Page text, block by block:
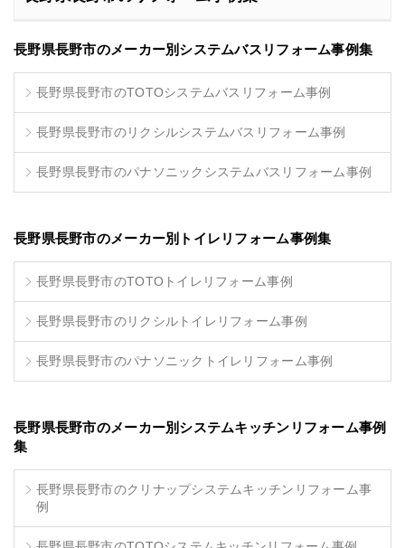
長野県長野市のメーカー別システムバスリフォーム事例集
長野県長野市のTOTOシステムバスリフォーム事例
長野県長野市のリクシルシステムバスリフォーム事例
長野県長野市のパナソニックシステムバスリフォーム事例
長野県長野市のメーカー別トイレリフォーム事例集
長野県長野市のTOTOトイレリフォーム事例
長野県長野市のリクシルトイレリフォーム事例
長野県長野市のパナソニックトイレリフォーム事例
長野県長野市のメーカー別システムキッチンリフォーム事例
集
長野県長野市のクリナップシステムキッチンリフォーム事
例